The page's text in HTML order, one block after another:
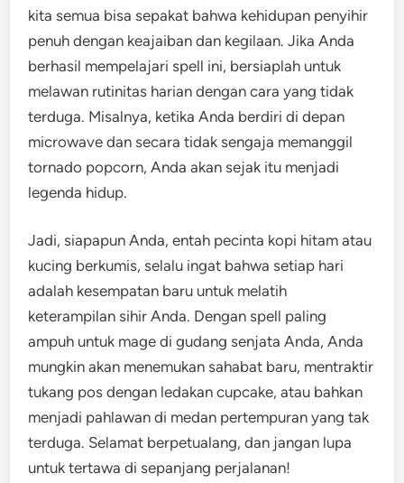
kita semua bisa sepakat bahwa kehidupan penyihir
penuh dengan keajaiban dan kegilaan. Jika Anda
berhasil mempelajari spell ini, bersiaplah untuk
melawan rutinitas harian dengan cara yang tidak
terduga. Misalnya, ketika Anda berdiri di depan
microwave dan secara tidak sengaja memanggil
tornado popcorn, Anda akan sejak itu menjadi
legenda hidup.
Jadi, siapapun Anda, entah pecinta kopi hitam atau
kucing berkumis, selalu ingat bahwa setiap hari
adalah kesempatan baru untuk melatih
keterampilan sihir Anda. Dengan spell paling
ampuh untuk mage di gudang senjata Anda, Anda
mungkin akan menemukan sahabat baru, mentraktir
tukang pos dengan ledakan cupcake, atau bahkan
menjadi pahlawan di medan pertempuran yang tak
terduga. Selamat berpetualang, dan jangan lupa
untuk tertawa di sepanjang perjalanan!